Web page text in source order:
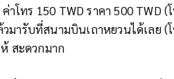
าโทร 150 TWD ราคา 500 TWD
ารับที่สนามบินเถาหยวนได้เลย (
สะดวกมาก